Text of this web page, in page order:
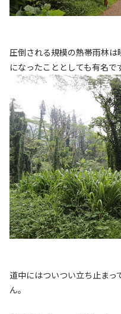
圧倒される規模の熱帯雨林
になったこととしても有名で
道中にはついつい立ち止ま
ん。